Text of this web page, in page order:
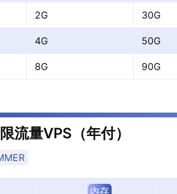
2G 30G
4G 50G
8G 90G
流量VPS（年付）
内存